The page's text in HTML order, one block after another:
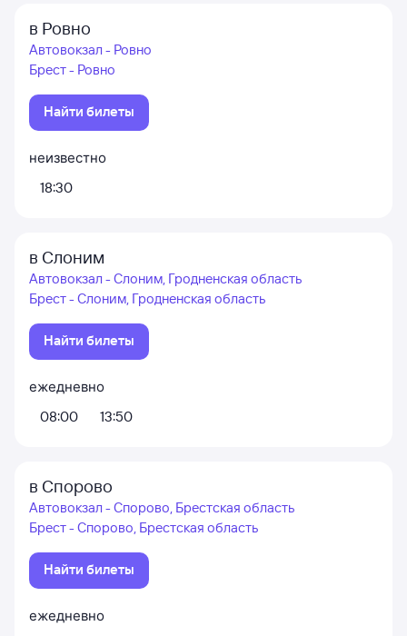
в Ровно
Автовокзал - Ровно
Брест - Ровно
Найти билеты
неизвестно
18:30
в Слоним
Автовокзал - Слоним, Гродненская область
Брест - Слоним, Гродненская область
Найти билеты
ежедневно
08:00
13:50
в Спорово
Автовокзал - Спорово, Брестская область
Брест - Спорово, Брестская область
Найти билеты
ежедневно